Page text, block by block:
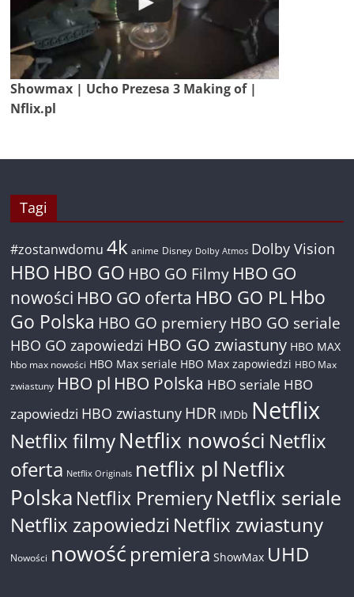
Showmax | Ucho Prezesa 3 Making of |
Nflix.pl
Tagi
#zostanwdomu 4k anime Disney Dolby Atmos Dolby Vision
HBO HBO GO HBO GO Filmy HBO GO
nowości HBO GO oferta HBO GO PL Hbo
Go Polska HBO GO premiery HBO GO seriale
HBO GO zapowiedzi HBO GO zwiastuny HBO MAX
hbo max nowości HBO Max seriale HBO Max zapowiedzi HBO Max
zwiastuny HBO pl HBO Polska HBO seriale HBO
zapowiedzi HBO zwiastuny HDR IMDb Netflix
Netflix filmyNetflix nowości Netflix
oferta Netflix Originals netflix pl Netflix
Polska Netflix PremieryNetflix seriale
Netflix zapowiedzi Netflix zwiastuny
Nowości nowość premiera ShowMax UHD